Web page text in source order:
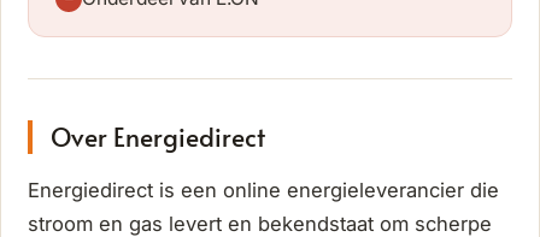
Over Energiedirect
Energiedirect is een online energieleverancier die
stroom en gas levert en bekendstaat om scherpe